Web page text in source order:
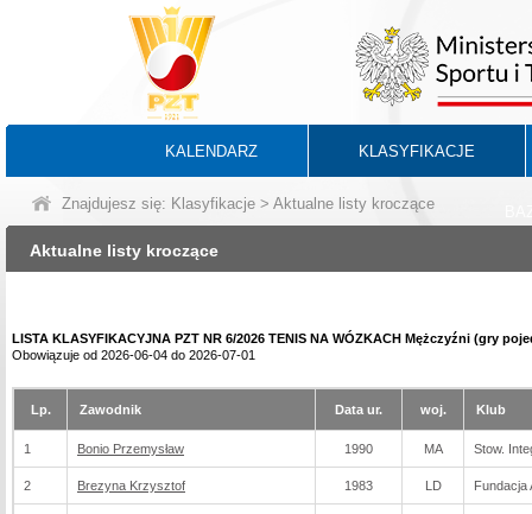
KALENDARZ KLASYFIKACJE
Znajdujesz się: Klasyfikacje > Aktualne listy kroczące
Aktualne listy kroczące
LISTA KLASYFIKACYJNA PZT NR 6/2026 TENIS NA WÓZKACH Mężczyźni (gry
Obowiązuje od 2026-06-04 do 2026-07-01
Lp. Zawodnik Data ur. woj. Klub
1 Bonio Przemysław 1990 MA Stow.
2 Brezyna Krzysztof 1983 LD Fundacja